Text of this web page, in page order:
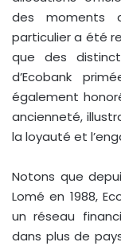
des moments
particulier a été
que des
d’Ecobank
également
ancienneté,
la loyauté et
Notons que
Lomé en 1988,
un réseau
dans plus de